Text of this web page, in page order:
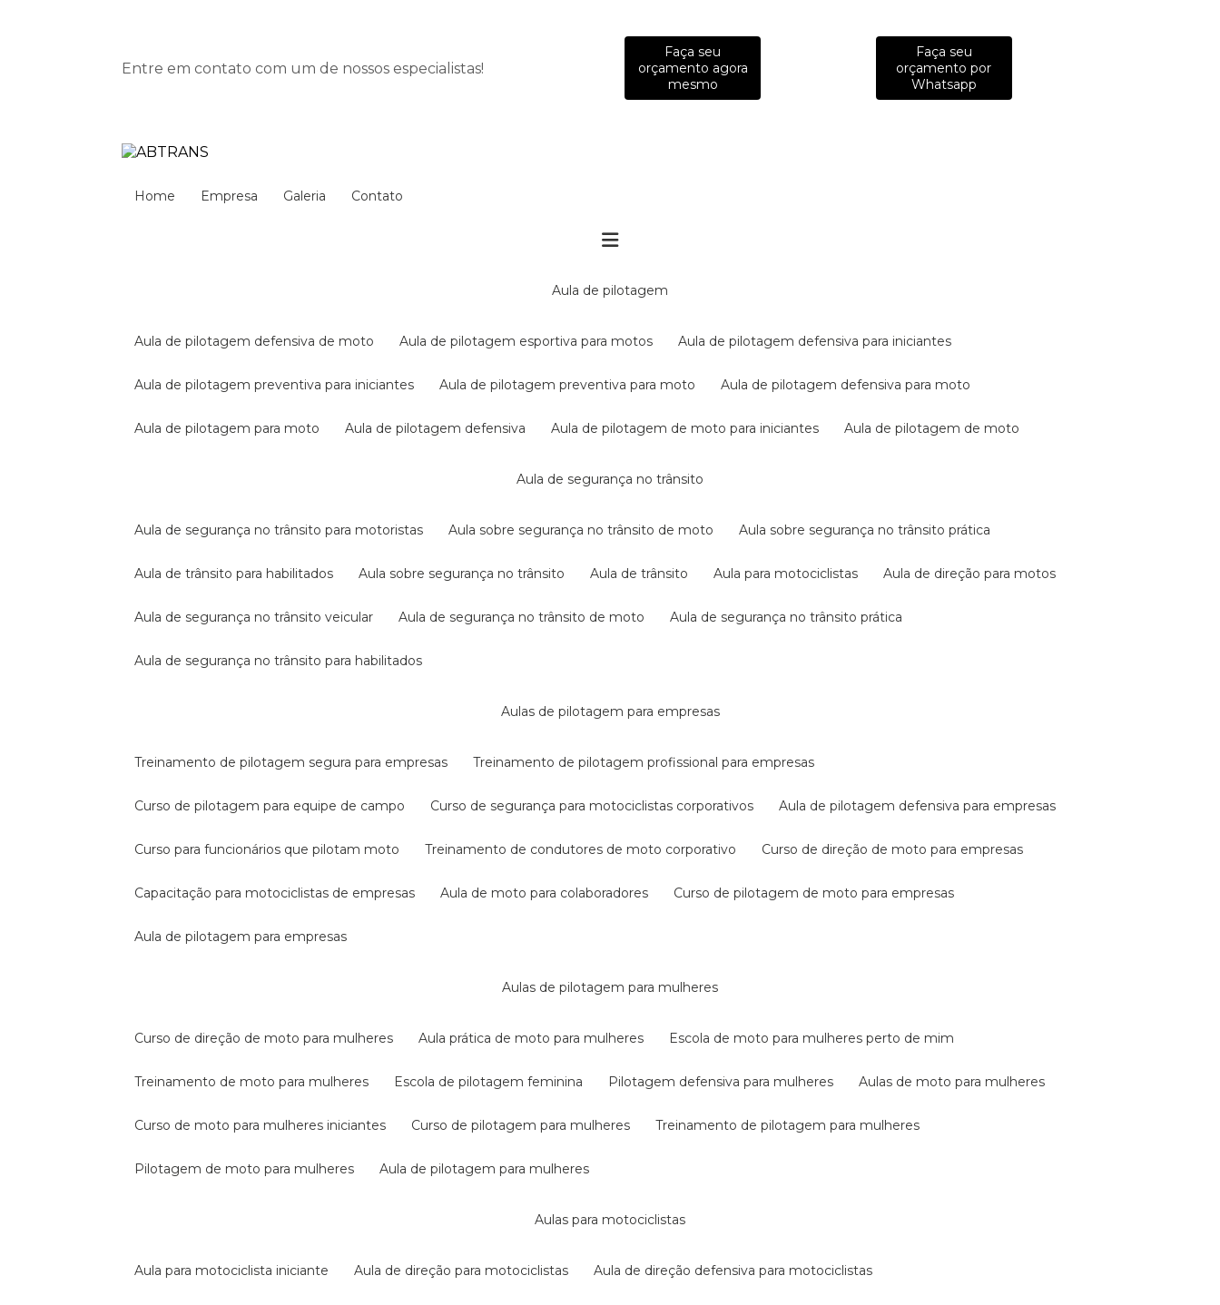
Entre em contato com um de nossos especialistas!
Faça seu
orçamento agora
mesmo
Faça seu
orçamento por
Whatsapp
Home Empresa Galeria Contato
aula de pilotagem
aula de pilotagem defensiva de moto aula de pilotagem esportiva para motos aula de pilotagem defensiva para iniciantes
aula de pilotagem preventiva para iniciantes aula de pilotagem preventiva para moto aula de pilotagem defensiva para moto
aula de pilotagem para moto aula de pilotagem defensiva aula de pilotagem de moto para iniciantes aula de pilotagem de moto
aula de segurança no trânsito
aula de segurança no trânsito para motoristas aula sobre segurança no trânsito de moto aula sobre segurança no trânsito prática
aula de trânsito para habilitados aula sobre segurança no trânsito aula de trânsito aula para motociclistas aula de direção para motos
aula de segurança no trânsito veicular aula de segurança no trânsito de moto aula de segurança no trânsito prática
aula de segurança no trânsito para habilitados
aulas de pilotagem para empresas
treinamento de pilotagem segura para empresas treinamento de pilotagem profissional para empresas
curso de pilotagem para equipe de campo curso de segurança para motociclistas corporativos aula de pilotagem defensiva para empresas
curso para funcionários que pilotam moto treinamento de condutores de moto corporativo curso de direção de moto para empresas
capacitação para motociclistas de empresas aula de moto para colaboradores curso de pilotagem de moto para empresas
aula de pilotagem para empresas
aulas de pilotagem para mulheres
curso de direção de moto para mulheres aula prática de moto para mulheres escola de moto para mulheres perto de mim
treinamento de moto para mulheres escola de pilotagem feminina pilotagem defensiva para mulheres aulas de moto para mulheres
curso de moto para mulheres iniciantes curso de pilotagem para mulheres treinamento de pilotagem para mulheres
pilotagem de moto para mulheres aula de pilotagem para mulheres
aulas para motociclistas
aula para motociclista iniciante aula de direção para motociclistas aula de direção defensiva para motociclistas